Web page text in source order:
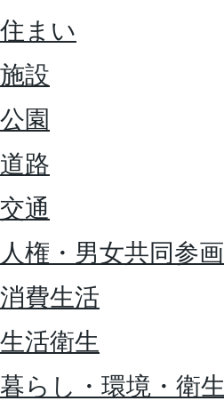
住まい
施設
公園
道路
交通
人権・男女共同参画
消費生活
生活衛生
暮らし・環境・衛生